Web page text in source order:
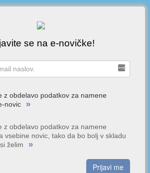
se na e-novičke!
z obdelavo podatkov za namene
novic
»
z obdelavo podatkov za namene
vsebine novic, tako da bo bolj v skladu
želim
»
Prijavi me